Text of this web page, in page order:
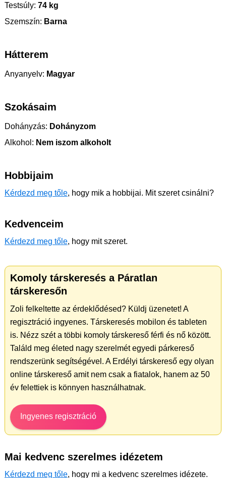
Testsúly: 74 kg
Szemszín: Barna
Hátterem
Anyanyelv: Magyar
Szokásaim
Dohányzás: Dohányzom
Alkohol: Nem iszom alkoholt
Hobbijaim
Kérdezd meg tőle, hogy mik a hobbijai. Mit szeret csinálni?
Kedvenceim
Kérdezd meg tőle, hogy mit szeret.
Komoly társkeresés a Páratlan
társkeresőn
Zoli felkeltette az érdeklődésed? Küldj üzenetet! A
regisztráció ingyenes. Társkeresés mobilon és tableten
is. Nézz szét a többi komoly társkereső férfi és nő között.
Találd meg életed nagy szerelmét egyedi párkereső
rendszerünk segítségével. A Erdélyi társkereső egy olyan
online társkereső amit nem csak a fiatalok, hanem az 50
év felettiek is könnyen használhatnak.
Ingyenes regisztráció
Mai kedvenc szerelmes idézetem
Kérdezd meg tőle, hogy mi a kedvenc szerelmes idézete.